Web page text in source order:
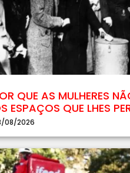
QUE AS MULHERES
ESPAÇOS QUE LHES
08/2026